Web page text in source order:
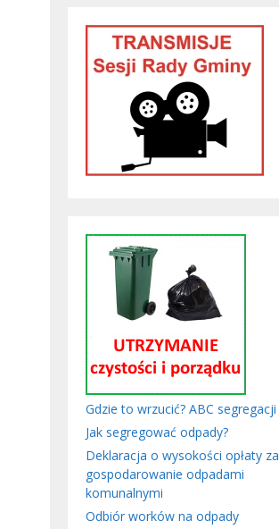
Gdzie to wrzucić? ABC segregacji
Jak segregować odpady?
Deklaracja o wysokości opłaty za
gospodarowanie odpadami
komunalnymi
Odbiór worków na odpady